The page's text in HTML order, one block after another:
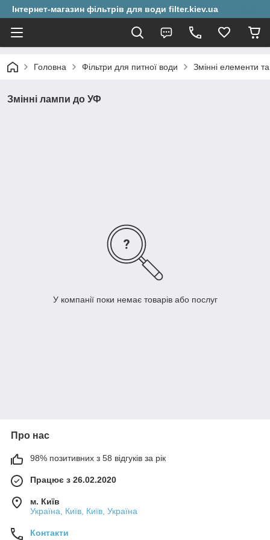
Інтернет-магазин фільтрів для води filter.kiev.ua
Головна Фільтри для питної води Змінні елементи
Змінні лампи до УФ
У компанії поки немає товарів або послуг
Про нас
98% позитивних з 58 відгуків за рік
Працює з 26.02.2020
м. Київ
Україна, Київ, Київ, Україна
Контакти